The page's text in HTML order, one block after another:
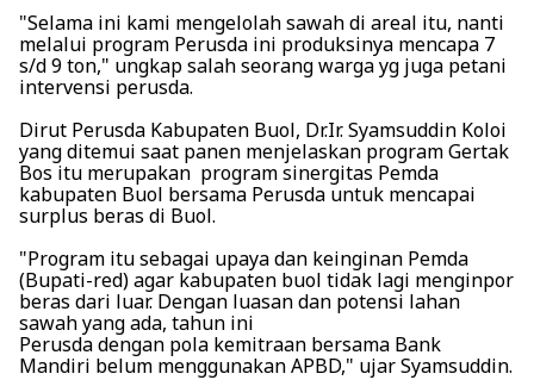
"Selama ini kami mengelolah sawah di areal itu, nanti
melalui program Perusda ini produksinya mencapa 7
s/d 9 ton," ungkap salah seorang warga yg juga petani
intervensi perusda.
Dirut Perusda Kabupaten Buol, Dr.Ir. Syamsuddin Koloi
yang ditemui saat panen menjelaskan program Gertak
Bos itu merupakan program sinergitas Pemda
kabupaten Buol bersama Perusda untuk mencapai
surplus beras di Buol.
"Program itu sebagai upaya dan keinginan Pemda
(Bupati-red) agar kabupaten buol tidak lagi menginpor
beras dari luar. Dengan luasan dan potensi lahan
sawah yang ada, tahun ini
Perusda dengan pola kemitraan bersama Bank
Mandiri belum menggunakan APBD," ujar Syamsuddin.